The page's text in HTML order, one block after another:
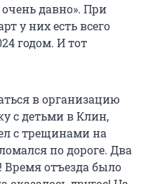
давно». При
у них есть всего
годом. И тот
в организацию
с детьми в Клин,
с трещинами на
по дороге. Два
Время отъезда было